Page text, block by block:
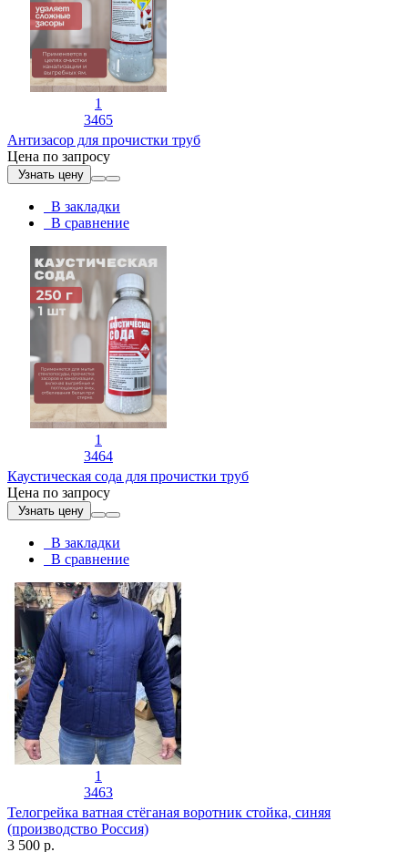
1
3465
Антизасор для прочистки труб
Цена по запросу
Узнать цену
В закладки
В сравнение
1
3464
Каустическая сода для прочистки труб
Цена по запросу
Узнать цену
В закладки
В сравнение
1
3463
Телогрейка ватная стёганая воротник стойка, синяя
(производство Россия)
3 500 р.